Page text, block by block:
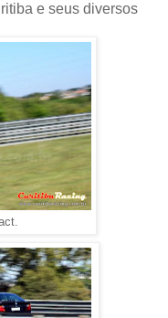
e seus diversos